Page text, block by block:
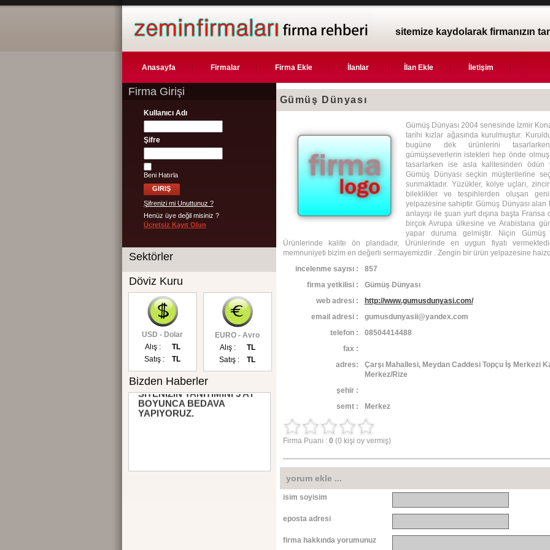
sitemize kaydolarak firmanızın
Anasayfa Firmalar Firma Ekle İlanlar İlan Ekle İletişim
Firma Girişi
Kullanıcı Adı
Şifre
Beni Hatırla
Şifrenizi mi Unuttunuz ?
Henüz üye değil misiniz ?
Ücretsiz Kayıt Olun
Sektörler
Döviz Kuru
USD - Dolar
Alış :
TL
Satış :
TL
EURO - Avro
Alış :
TL
Satış :
TL
Bizden Haberler
SİTENİZİN TANITIMINI 3 AY
BOYUNCA BEDAVA
YAPIYORUZ.
Gümüş Dünyası
Gümüş Dünyası 2004 senesinde İzmir
tarihi kızlar ağasında kurulmuştur.
bugüne dek ürünlerini
gümüşseverlerin istekleri hep önde
tasarlarken ise asla kalitesinden ödün
Gümüş Dünyası seçkin müşterilerine
sunmaktadır. Yüzükler, kolye uçları,
bileklikler ve tespihlerden oluşan
yelpazesine sahiptir. Gümüş Dünyası alan
anlayışı ile şuan yurt dışına başta Fransa
birçok Avrupa ülkesine ve Arabistana
yapar duruma gelmiştir. Niçin Gümüş
Ürünlerinde kalite ön plandadır, Ürünlerinde en uygun fiyatı
memnuniyeti bizim en değerli sermayemizdir . Zengin bir ürün yelpazesine
incelenme sayısı :
857
firma yetkilisi :
Gümüş Dünyası
web adresi :
http://www.gumusdunyasi.com/
email adresi :
gumusdunyasii@yandex.com
telefon :
08504414488
fax :
adres:
Çarşı Mahallesi, Meydan Caddesi Topçu İş Merkezi
Merkez/Rize
şehir :
semt :
Merkez
Firma Puanı : 0 (0 kişi oy vermiş)
yorum ekle ...
isim soyisim
eposta adresi
firma hakkında yorumunuz